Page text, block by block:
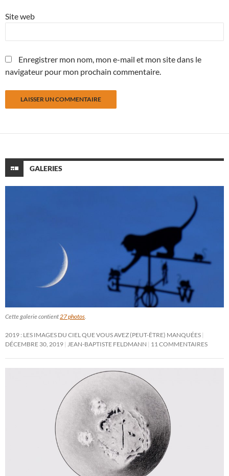
Site web
Enregistrer mon nom, mon e-mail et mon site dans le
navigateur pour mon prochain commentaire.
GALERIES
Cette galerie contient 27 photos
2019 : LES IMAGES DU CIEL QUE VOUS AVEZ (PEUT-ÊTRE) MANQUÉES
DÉCEMBRE 30, 2019
JEAN-BAPTISTE FELDMANN 11 COMMENTAIRES